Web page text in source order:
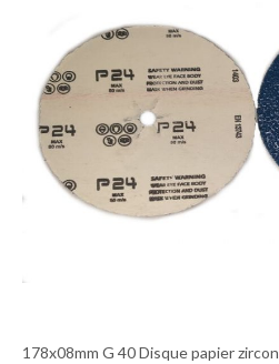
178x08mm G 40 Disque papier zircon